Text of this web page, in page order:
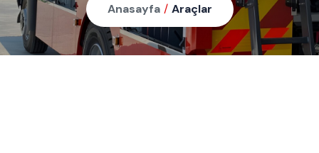
Anasayfa / Araçlar